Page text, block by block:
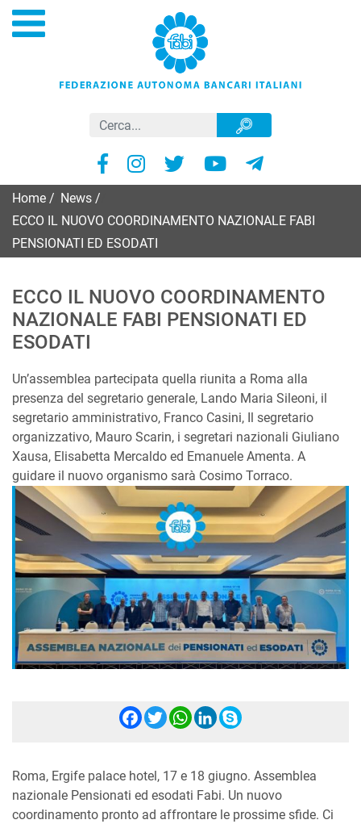
Home News
ECCO IL NUOVO COORDINAMENTO NAZIONALE FABI
PENSIONATI ED ESODATI
ECCO IL NUOVO COORDINAMENTO
NAZIONALE FABI PENSIONATI ED
ESODATI
Un’assemblea partecipata quella riunita a Roma alla
presenza del segretario generale, Lando Maria Sileoni, il
segretario amministrativo, Franco Casini, Il segretario
organizzativo, Mauro Scarin, i segretari nazionali Giuliano
Xausa, Elisabetta Mercaldo ed Emanuele Amenta. A
guidare il nuovo organismo sarà Cosimo Torraco.
Facebook
Twitter
WhatsApp
LinkedIn
Skype
Roma, Ergife palace hotel, 17 e 18 giugno. Assemblea
nazionale Pensionati ed esodati Fabi. Un nuovo
coordinamento pronto ad affrontare le prossime sfide. Ci